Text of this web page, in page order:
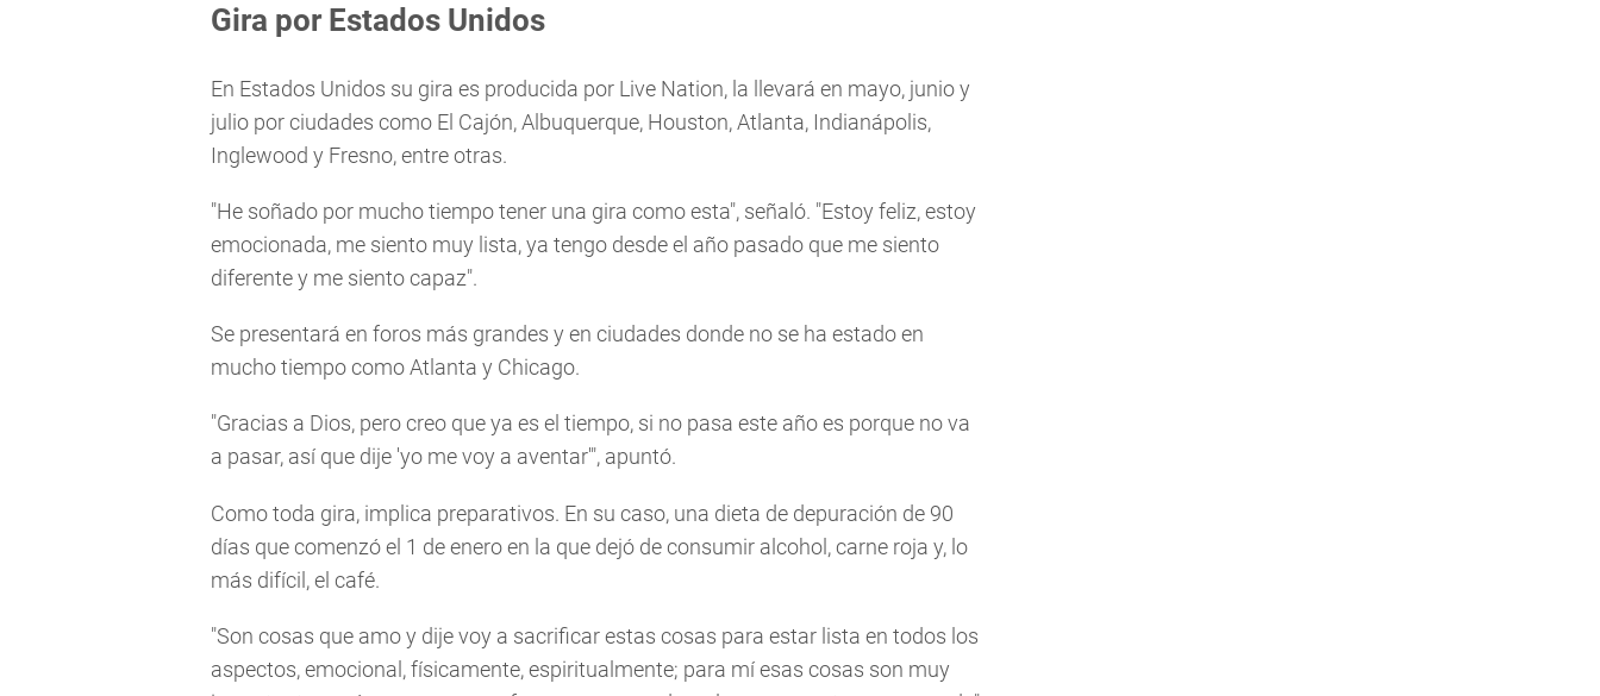
Gira por Estados Unidos
En Estados Unidos su gira es producida por Live Nation, la llevará en mayo, junio y
julio por ciudades como El Cajón, Albuquerque, Houston, Atlanta, Indianápolis,
Inglewood y Fresno, entre otras.
"He soñado por mucho tiempo tener una gira como esta", señaló. "Estoy feliz, estoy
emocionada, me siento muy lista, ya tengo desde el año pasado que me siento
diferente y me siento capaz".
Se presentará en foros más grandes y en ciudades donde no se ha estado en
mucho tiempo como Atlanta y Chicago.
"Gracias a Dios, pero creo que ya es el tiempo, si no pasa este año es porque no va
a pasar, así que dije 'yo me voy a aventar'", apuntó.
Como toda gira, implica preparativos. En su caso, una dieta de depuración de 90
días que comenzó el 1 de enero en la que dejó de consumir alcohol, carne roja y, lo
más difícil, el café.
"Son cosas que amo y dije voy a sacrificar estas cosas para estar lista en todos los
aspectos, emocional, físicamente, espiritualmente; para mí esas cosas son muy